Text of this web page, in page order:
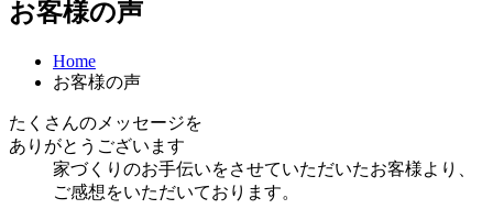
お客様の声
Home
お客様の声
たくさんのメッセージを
ありがとうございます
家づくりのお手伝いをさせていただいたお客様より、
ご感想をいただいております。